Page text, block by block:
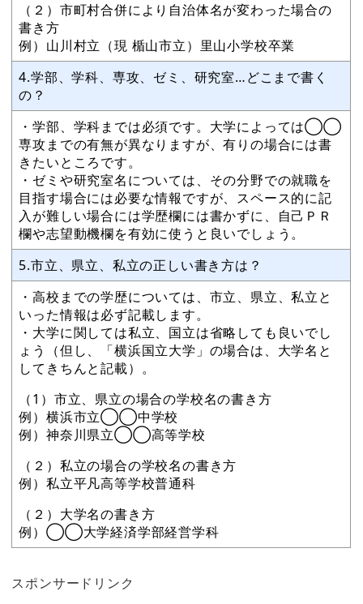
（２）市町村合併により自治体名が変わった場合の
書き方
例）山川村立（現 楯山市立）里山小学校卒業
4.学部、学科、専攻、ゼミ、研究室…どこまで書く
の？
・学部、学科までは必須です。大学によっては◯◯
専攻までの有無が異なりますが、有りの場合には書
きたいところです。
・ゼミや研究室名については、その分野での就職を
目指す場合には必要な情報ですが、スペース的に記
入が難しい場合には学歴欄には書かずに、自己ＰＲ
欄や志望動機欄を有効に使うと良いでしょう。
5.市立、県立、私立の正しい書き方は？
・高校までの学歴については、市立、県立、私立と
いった情報は必ず記載します。
・大学に関しては私立、国立は省略しても良いでし
ょう（但し、「横浜国立大学」の場合は、大学名と
してきちんと記載）。
（1）市立、県立の場合の学校名の書き方
例）横浜市立◯◯中学校
例）神奈川県立◯◯高等学校
（２）私立の場合の学校名の書き方
例）私立平凡高等学校普通科
（２）大学名の書き方
例）◯◯大学経済学部経営学科
スポンサードリンク